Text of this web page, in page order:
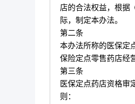
店的合法权益，根据
际，制定本办法。
第二条
本办法所称的医保定
保险定点零售药店经
第三条
医保定点药店资格审
则：